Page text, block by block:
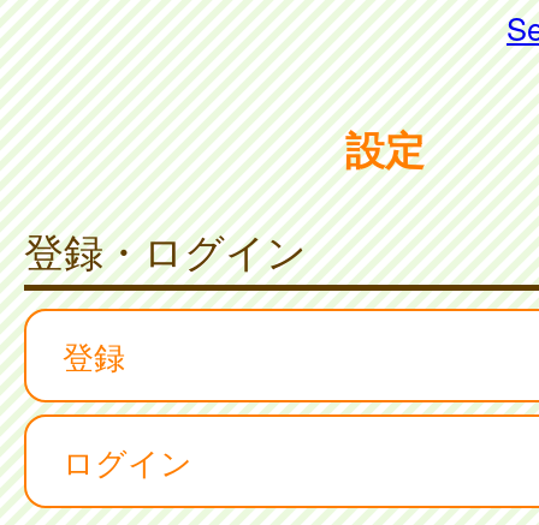
設定
登録・ログイン
登録
ログイン